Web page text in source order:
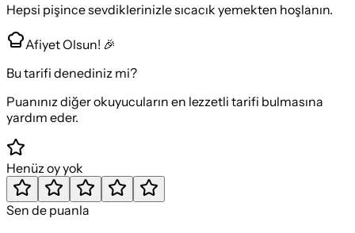
Hepsi pişince sevdiklerinizle sıcacık yemekten hoşlanın.
Afiyet Olsun! 🎉
Bu tarifi denediniz mi?
Puanınız diğer okuyucuların en lezzetli tarifi bulmasına
yardım eder.
Henüz oy yok
Sen de puanla